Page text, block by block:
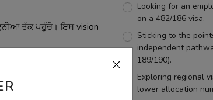
ਤੱਕ ਪਹੁੰਚੋ। ਇਸ vision
Looking for an
on a 482/186 visa.
Sticking to the
independent
189/190).
Exploring regional
lower allocation